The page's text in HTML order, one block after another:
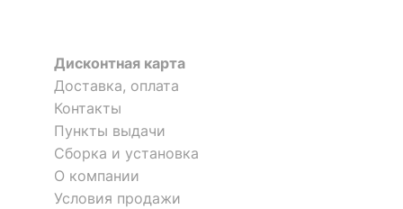
Дисконтная карта
Доставка, оплата
Контакты
Пункты выдачи
Сборка и установка
О компании
Условия продажи